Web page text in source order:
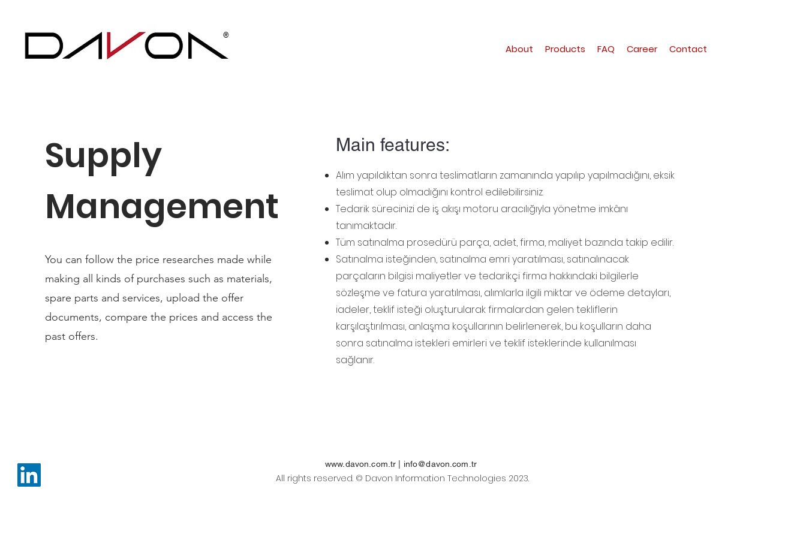
About Products FAQ Career Contact
Supply
Management
You can follow the price researches made while
making all kinds of purchases such as materials,
spare parts and services, upload the offer
documents, compare the prices and access the
past offers.
Main features:
Alım yapıldıktan sonra teslimatların zamanında yapılıp yapılmadığını, eksik
teslimat olup olmadığını kontrol edilebilirsiniz.
Tedarik sürecinizi de iş akışı motoru aracılığıyla yönetme imkânı
tanımaktadır.
Tüm satınalma prosedürü parça, adet, firma, maliyet bazında takip edilir.
Satınalma isteğinden, satınalma emri yaratılması, satınalınacak
parçaların bilgisi maliyetler ve tedarikçi firma hakkındaki bilgilerle
sözleşme ve fatura yaratılması, alımlarla ilgili miktar ve ödeme detayları,
iadeler, teklif isteği oluşturularak firmalardan gelen tekliflerin
karşılaştırılması, anlaşma koşullarının belirlenerek, bu koşulların daha
sonra satınalma istekleri emirleri ve teklif isteklerinde kullanılması
sağlanır.
www.davon.com.tr info@davon.com.tr
All rights reserved. © Davon Information Technologies 2023.